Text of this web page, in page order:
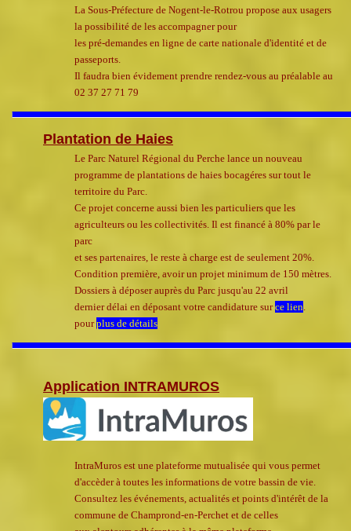
La Sous-Préfecture de Nogent-le-Rotrou propose aux usagers
la possibilité de les accompagner pour
les pré-demandes en ligne de carte nationale d'identité et de
passeports.
Il faudra bien évidement prendre rendez-vous au préalable au
02 37 27 71 79
Plantation de Haies
Le Parc Naturel Régional du Perche lance un nouveau
programme de plantations de haies bocagéres sur tout le
territoire du Parc.
Ce projet concerne aussi bien les particuliers que les
agriculteurs ou les collectivités. Il est financé à 80% par le
parc
et ses partenaires, le reste à charge est de seulement 20%.
Condition première, avoir un projet minimum de 150 mètres.
Dossiers à déposer auprès du Parc jusqu'au 22 avril
dernier délai en déposant votre candidature surce lien.
pourplus de détails
Application INTRAMUROS
IntraMuros est une plateforme mutualisée qui vous permet
d'accèder à toutes les informations de votre bassin de vie.
Consultez les événements, actualités et points d'intérêt de la
commune de Champrond-en-Perchet et de celles